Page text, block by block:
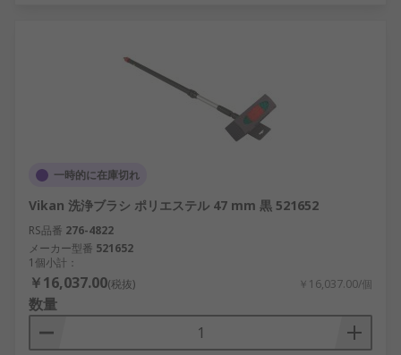
一時的に在庫切れ
Vikan 洗浄ブラシ ポリエステル 47 mm 黒 521652
RS品番 276-4822
メーカー型番 521652
1個小計：
￥16,037.00(税抜) ￥16,037.00/個
数量